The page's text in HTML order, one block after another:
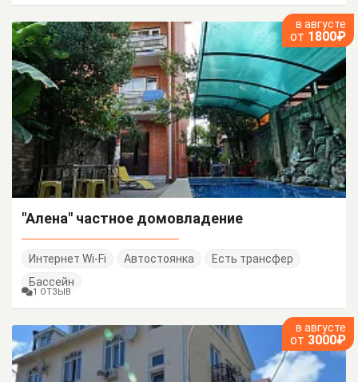
в августе
от 1800₽
"Алена" частное домовладение
Интернет Wi-Fi Автостоянка
Есть трансфер
Бассейн
1 ОТЗЫВ
в августе
от 3000₽